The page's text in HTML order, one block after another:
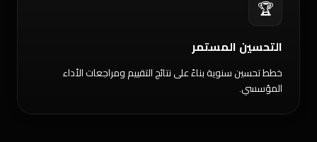
🏆
التحسين المستمر
خطط تحسين سنوية بناءً على نتائج التقييم ومراجعات الأداء
المؤسسي.